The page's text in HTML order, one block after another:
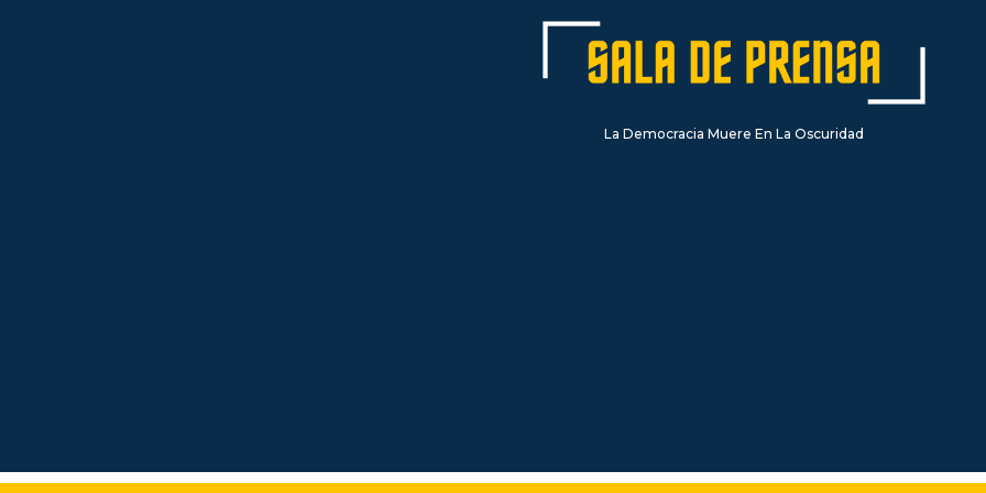
La Democracia Muere En La Oscuridad